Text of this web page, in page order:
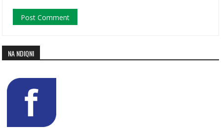
NA NDIQNI